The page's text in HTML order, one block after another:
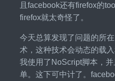
且facebook还有firefox的
firefox就太奇怪了。
今天总算发现了问题的所
术，这种技术会动态的载
我使用了NoScript脚本，
单。这下可中计了。